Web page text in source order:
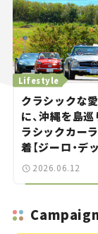
Lifestyle
クラシックな
に、沖縄を島
ラシックカー
着【ジーロ・デ
縄｜Giro
2026.06.12